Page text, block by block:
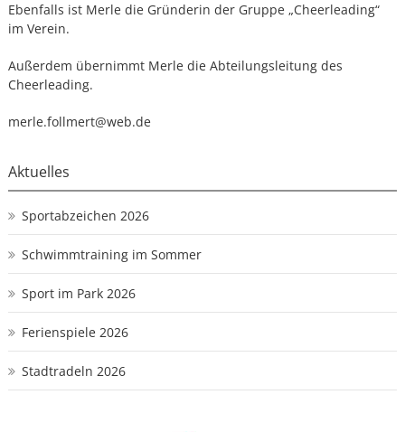
Ebenfalls ist Merle die Gründerin der Gruppe „Cheerleading“
im Verein.
Außerdem übernimmt Merle die Abteilungsleitung des
Cheerleading.
merle.follmert@web.de
Aktuelles
Sportabzeichen 2026
Schwimmtraining im Sommer
Sport im Park 2026
Ferienspiele 2026
Stadtradeln 2026